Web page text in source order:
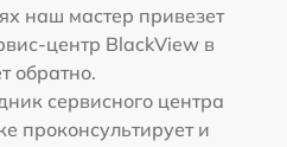
наш мастер привезет
центр BlackView в
обратно.
сервисного центра
проконсультирует и